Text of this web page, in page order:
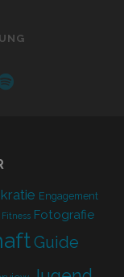
spotify
Engagement
Fitness Fotografie
Guide